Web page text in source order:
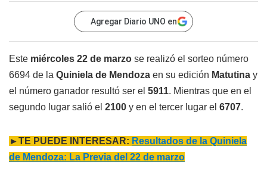
Agregar Diario UNO en
Este miércoles 22 de marzo se realizó el sorteo número
6694 de la Quiniela de Mendoza en su edición Matutina y
el número ganador resultó ser el 5911. Mientras que en el
segundo lugar salió el 2100 y en el tercer lugar el 6707.
►TE PUEDE INTERESAR: Resultados de la Quiniela
de Mendoza: La Previa del 22 de marzo